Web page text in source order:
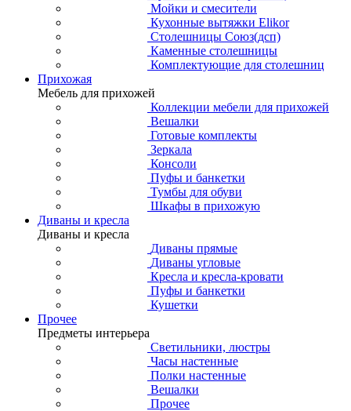
Мойки и смесители
Кухонные вытяжки Elikor
Столешницы Союз(дсп)
Каменные столешницы
Комплектующие для столешниц
Прихожая
Мебель для прихожей
Коллекции мебели для прихожей
Вешалки
Готовые комплекты
Зеркала
Консоли
Пуфы и банкетки
Тумбы для обуви
Шкафы в прихожую
Диваны и кресла
Диваны и кресла
Диваны прямые
Диваны угловые
Кресла и кресла-кровати
Пуфы и банкетки
Кушетки
Прочее
Предметы интерьера
Светильники, люстры
Часы настенные
Полки настенные
Вешалки
Прочее